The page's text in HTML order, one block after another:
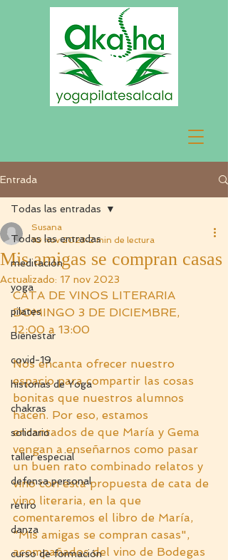
Entrada
Todas las entradas
meditación
yoga
pilates
Bienestar
covid-19
historias de Yoga
chakras
solidario
taller especial
defensa personal
retiro
danza
curso de formación
Todas las entradas
Mis amigas se compran casas
Susana
10 nov 2023 2 min de lectura
Actualizado: 17 nov 2023
CATA DE VINOS LITERARIA
DOMINGO 3 DE DICIEMBRE,
12:00 a 13:00
Nos encanta ofrecer nuestro
espacio para compartir las cosas
bonitas que nuestros alumnos
hacen. Por eso, estamos
encantados de que María y Gema
vengan a enseñarnos como pasar
un buen rato combinado relatos y
vino con esta propuesta de cata de
vino literaria, en la que
comentaremos el libro de María,
"Mis amigas se compran casas",
acompañados del vino de Bodegas